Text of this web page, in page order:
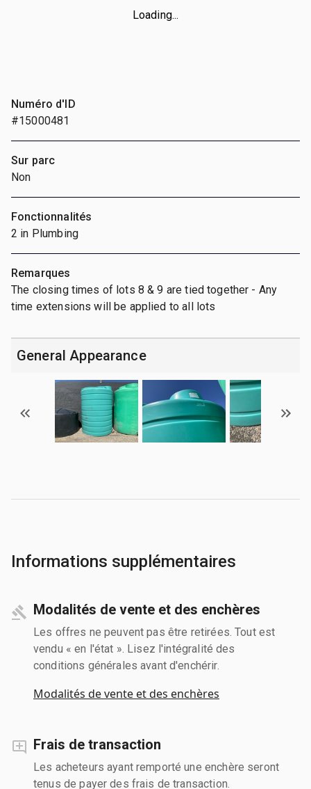
Loading...
Numéro d'ID
#15000481
Sur parc
Non
Fonctionnalités
2 in Plumbing
Remarques
The closing times of lots 8 & 9 are tied together - Any
time extensions will be applied to all lots
General Appearance
Informations supplémentaires
Modalités de vente et des enchères
Les offres ne peuvent pas être retirées. Tout est
vendu « en l'état ». Lisez l'intégralité des
conditions générales avant d'enchérir.
Modalités de vente et des enchères
Frais de transaction
Les acheteurs ayant remporté une enchère seront
tenus de payer des frais de transaction.